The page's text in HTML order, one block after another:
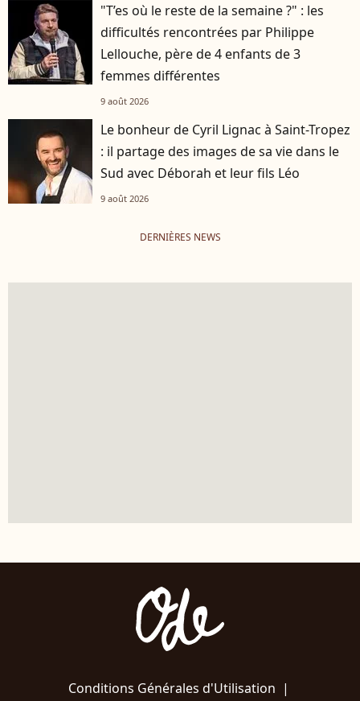
"T’es où le reste de la semaine ?" : les
difficultés rencontrées par Philippe
Lellouche, père de 4 enfants de 3
femmes différentes
9 août 2026
Le bonheur de Cyril Lignac à Saint-Tropez
: il partage des images de sa vie dans le
Sud avec Déborah et leur fils Léo
9 août 2026
DERNIÈRES NEWS
Conditions Générales d'Utilisation |